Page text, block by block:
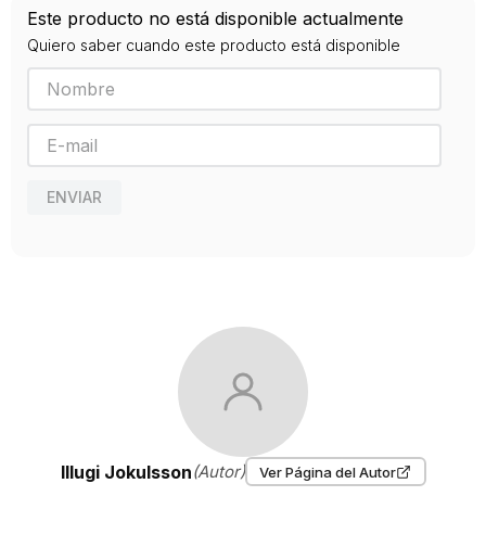
2015
Este producto no está disponible actualmente
Quiero saber cuando este producto está disponible
ENVIAR
Illugi Jokulsson(Autor) Ver Página del Autor